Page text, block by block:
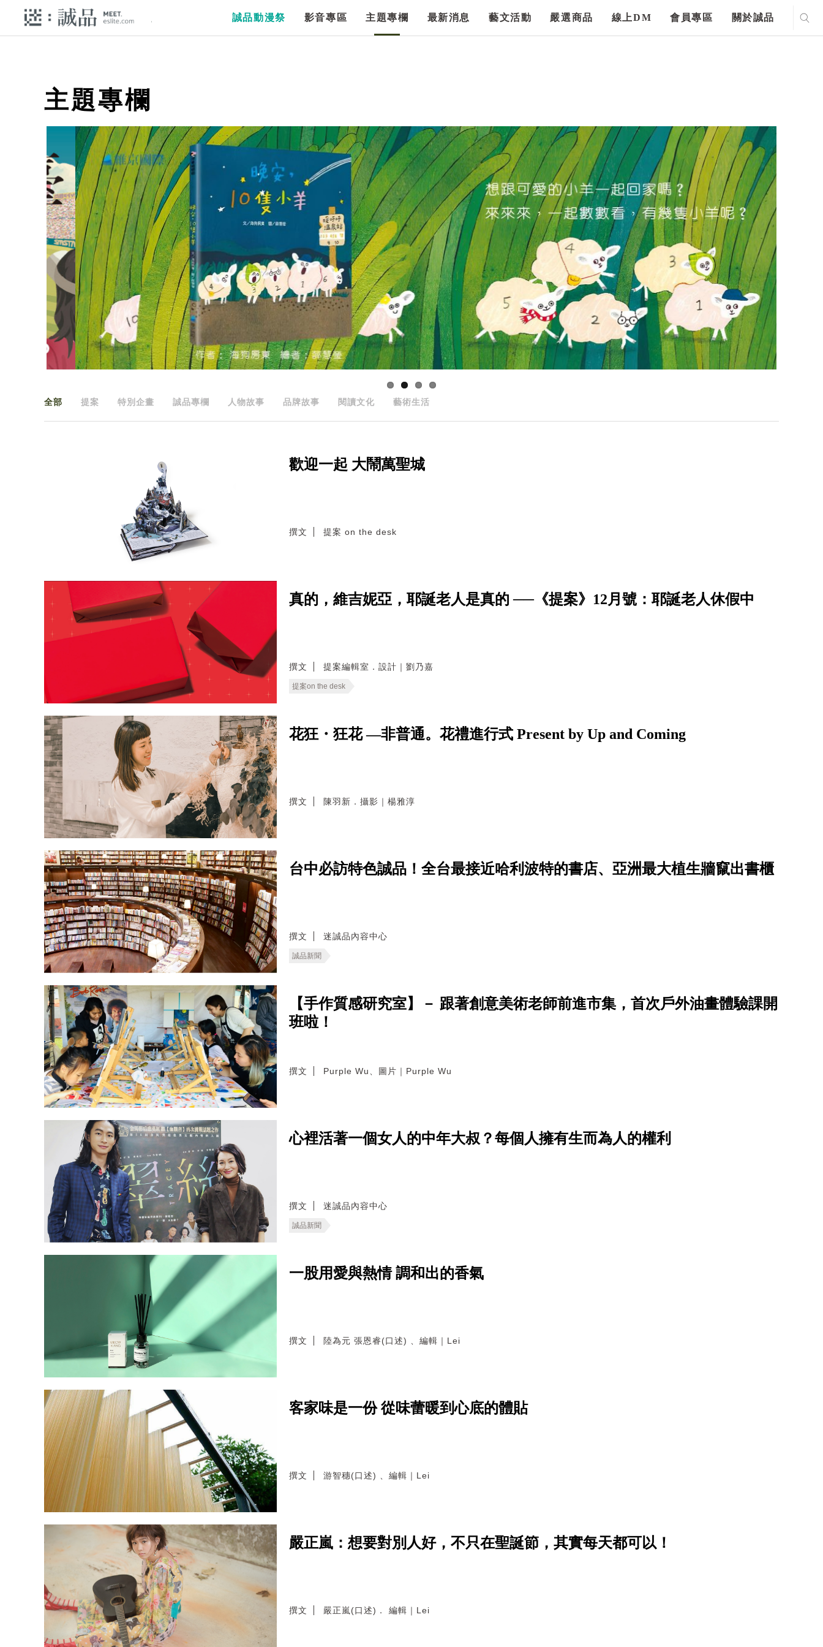
誠品動漫祭 影音專區 主題專欄 最新消息 藝文活動 嚴選商品 線上DM 會員專區 關於誠品
主題專欄
全部 提案 特別企畫 誠品專欄 人物故事 品牌故事 閱讀文化 藝術生活
歡迎一起 大鬧萬聖城
撰文 提案 on the desk
真的，維吉妮亞，耶誕老人是真的 ──《提案》12月號：耶誕老人休假中
撰文 提案編輯室．設計｜劉乃嘉
提案on the desk
花狂・狂花 —非普通。花禮進行式 Present by Up and Coming
撰文 陳羽新．攝影｜楊雅淳
台中必訪特色誠品！全台最接近哈利波特的書店、亞洲最大植生牆竄出書櫃
撰文 迷誠品內容中心
誠品新聞
【手作質感研究室】－ 跟著創意美術老師前進市集，首次戶外油畫體驗課開
班啦！
撰文 Purple Wu、圖片｜Purple Wu
心裡活著一個女人的中年大叔？每個人擁有生而為人的權利
撰文 迷誠品內容中心
誠品新聞
一股用愛與熱情 調和出的香氣
撰文 陸為元 張恩睿(口述) 、編輯｜Lei
客家味是一份 從味蕾暖到心底的體貼
撰文 游智穗(口述) 、編輯｜Lei
嚴正嵐：想要對別人好，不只在聖誕節，其實每天都可以！
撰文 嚴正嵐(口述)． 編輯｜Lei